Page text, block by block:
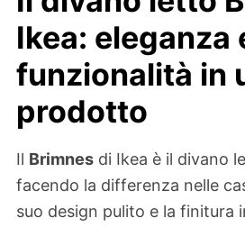
Ikea: eleganza
funzionalità in
prodotto
Il Brimnes di Ikea è il divano
facendo la differenza nelle
suo design pulito e la finitura